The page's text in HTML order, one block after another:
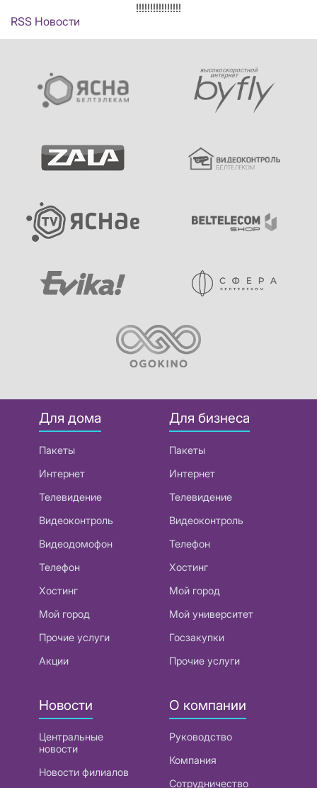
!!!!!!!!!!!!!!!!
RSS Новости
Для дома
Пакеты
Интернет
Телевидение
Видеоконтроль
Видеодомофон
Телефон
Хостинг
Мой город
Прочие услуги
Акции
Для бизнеса
Пакеты
Интернет
Телевидение
Видеоконтроль
Телефон
Хостинг
Мой город
Мой университет
Госзакупки
Прочие услуги
Новости
Центральные
новости
Новости филиалов
О компании
Руководство
Компания
Сотрудничество